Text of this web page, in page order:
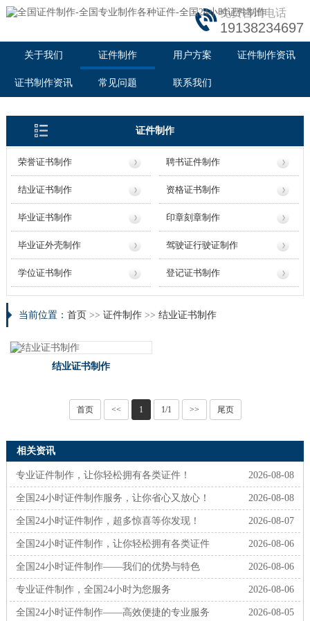
免费咨询电话
19138234697
关于我们 证件制作 用户方案 证件制作资讯
证书制作资讯 常见问题 联系我们
证件制作
荣誉证书制作 聘书证件制作
结业证书制作 资格证书制作
毕业证书制作 印章刻章制作
毕业证外壳制作 驾驶证行驶证制作
学位证书制作 登记证书制作
当前位置： 首页 >> 证件制作>> 结业证书制作
结业证书制作
首页 << 1 1/1 >> 尾页
相关资讯
2026-08-08
专业证件制作，让你轻松拥有各类证件！
2026-08-08
全国24小时证件制作服务，让你省心又放心！
2026-08-07
全国24小时证件制作，超多惊喜等你发现！
2026-08-06
全国24小时证件制作，让你轻松拥有各类证件
2026-08-06
全国24小时证件制作——我们的优势与特色
2026-08-06
专业证件制作，全国24小时为您服务
2026-08-05
全国24小时证件制作——高效便捷的专业服务